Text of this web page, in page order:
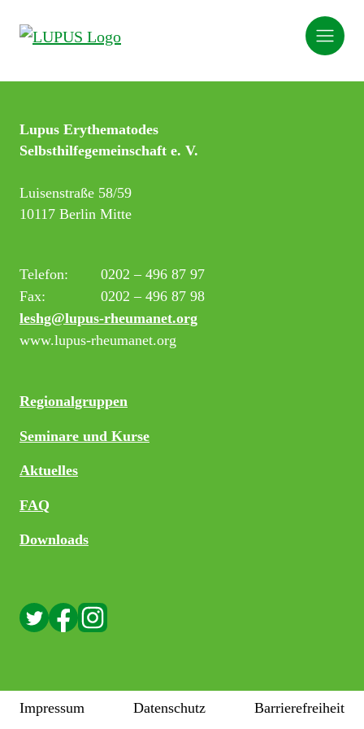
Lupus Erythematodes
Selbsthilfegemeinschaft e. V.
Luisenstraße 58/59
10117 Berlin Mitte
Telefon:
0202 – 496 87 97
Fax:
0202 – 496 87 98
leshg@lupus-rheumanet.org
www.lupus-rheumanet.org
Regionalgruppen
Seminare und Kurse
Aktuelles
FAQ
Downloads
Impressum Datenschutz
Barrierefreiheit